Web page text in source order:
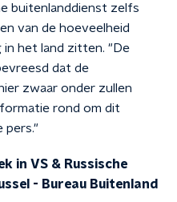
buitenlanddienst zelfs
van de hoeveelheid
in het land zitten. "De
dat de
zwaar onder zullen
rond om dit
pers."
in VS & Russische
- Bureau Buitenland